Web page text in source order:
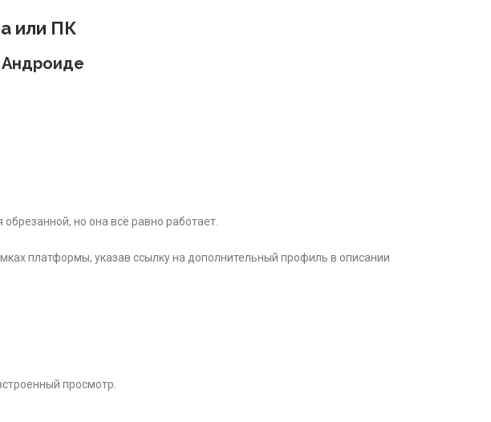
или ПК
Андроиде
но она всё равно работает.
платформы, указав ссылку на дополнительный профиль в описании
просмотр.